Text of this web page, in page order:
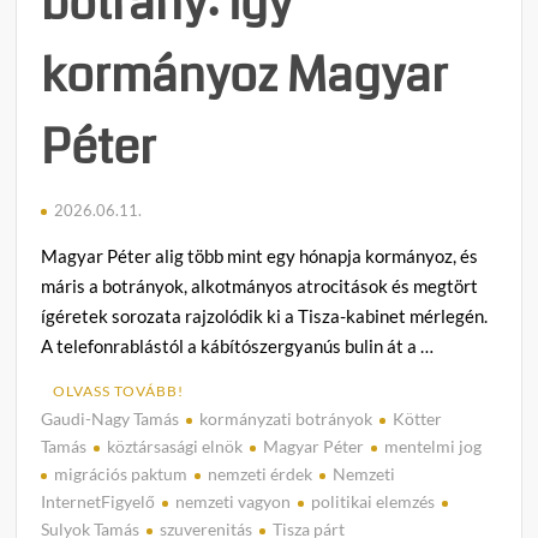
kormányoz Magyar
Péter
2026.06.11.
Magyar Péter alig több mint egy hónapja kormányoz, és
máris a botrányok, alkotmányos atrocitások és megtört
ígéretek sorozata rajzolódik ki a Tisza-kabinet mérlegén.
A telefonrablástól a kábítószergyanús bulin át a …
OLVASS TOVÁBB!
Gaudi-Nagy Tamás kormányzati botrányok
Kötter
Tamás
köztársasági elnök Magyar Péter
mentelmi jog
migrációs paktum
nemzeti érdek
Nemzeti
InternetFigyelő
nemzeti vagyon
politikai elemzés
Sulyok Tamás
szuverenitás Tisza párt